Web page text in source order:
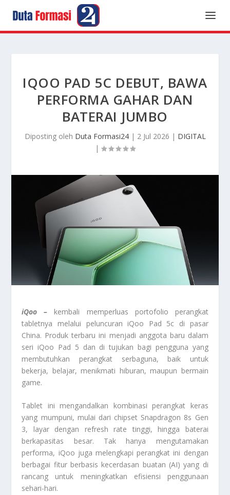
IQOO PAD 5C DEBUT, BAWA
PERFORMA GAHAR DAN
BATERAI JUMBO
Diposting oleh Duta Formasi24| 2 Jul 2026 | DIGITAL
|
iQoo – kembali memperluas portofolio perangkat
tabletnya melalui peluncuran iQoo Pad 5c di pasar
China. Produk terbaru ini menjadi anggota baru dalam
seri iQoo Pad 5 dan di tujukan bagi pengguna yang
membutuhkan perangkat serbaguna, baik untuk
bekerja, belajar, menikmati hiburan, maupun bermain
game.
Tablet ini mengandalkan kombinasi perangkat keras
yang mumpuni, mulai dari chipset Snapdragon 8s Gen
3, layar dengan refresh rate tinggi, hingga baterai
berkapasitas besar. Tak hanya mengutamakan
performa, iQoo juga melengkapi perangkat ini dengan
berbagai fitur berbasis kecerdasan buatan (AI) yang di
rancang untuk meningkatkan efisiensi penggunaan
sehari-hari.